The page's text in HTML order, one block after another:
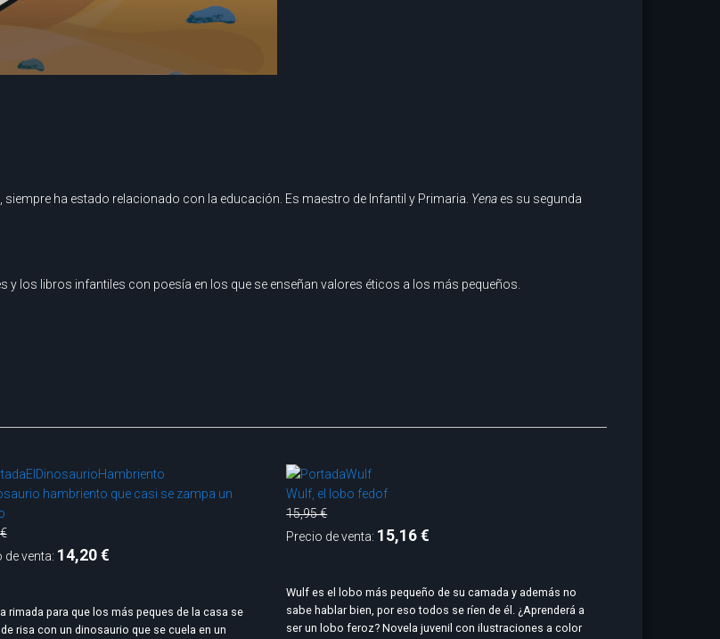
ha estado relacionado con la educación. Es maestro de Infantil y Primaria. Yena es su segunda
los libros infantiles con poesía en los que se enseñan valores éticos a los más pequeños.
hambriento que casi se zampa un
de venta: 14,20 €
rimada para que los más peques de la casa se
risa con un dinosaurio que se cuela en un
Wulf, el lobo fedof
15,95 €
Precio de venta: 15,16 €
Wulf es el lobo más pequeño de su camada y además no
sabe hablar bien, por eso todos se ríen de él. ¿Aprenderá a
ser un lobo feroz? Novela juvenil con ilustraciones a color